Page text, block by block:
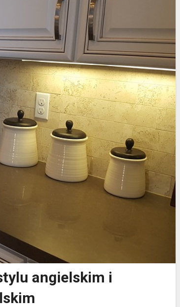
angielskim i